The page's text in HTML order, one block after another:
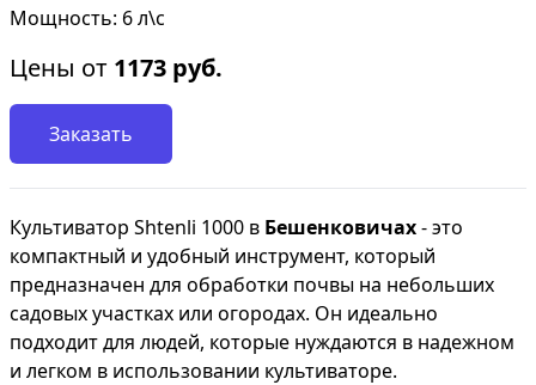
Мощность: 6 л\с
Цены от 1173 руб.
Заказать
Культиватор Shtenli 1000 в Бешенковичах- это
компактный и удобный инструмент, который
предназначен для обработки почвы на небольших
садовых участках или огородах. Он идеально
подходит для людей, которые нуждаются в надежном
и легком в использовании культиваторе.